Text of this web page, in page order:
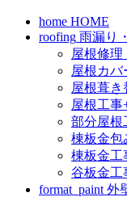
home HOME
roofing 雨漏り
屋根修
屋根カバ
屋根葺き
屋根工
部分屋根
棟板金包
棟板金工
谷板金工
format_paint 外